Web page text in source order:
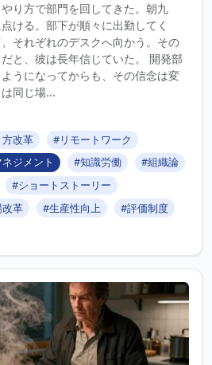
り方で部門を回してきた。朝九
ける。部下が順々に出勤してく
それぞれのデスクへ向かう。その
と、彼は長年信じていた。 開発部
うになってからも、その信念は変
同じ場...
改革
#リモートワーク
ジメント #知識労働
#組織論
#ショートストーリー
革 #生産性向上
#評価制度